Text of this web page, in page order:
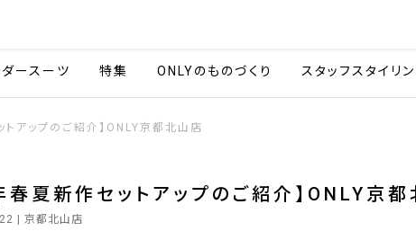
ースーツ 特集 ONLYのものづくり スタッフスタイリ
トアップのご紹介】ONLY京都北山店
春夏新作セットアップのご紹介】ONLY京都
| 京都北山店